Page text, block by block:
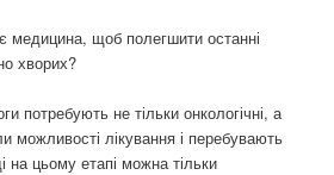
щоб полегшити останні
хворих?
потребують не тільки онкологічні, а
можливості лікування і перебувають
на цьому етапі можна тільки